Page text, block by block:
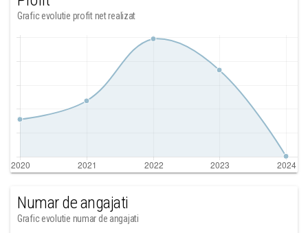
Grafic evolutie profit net realizat
Numar de angajati
Grafic evolutie numar de angajati